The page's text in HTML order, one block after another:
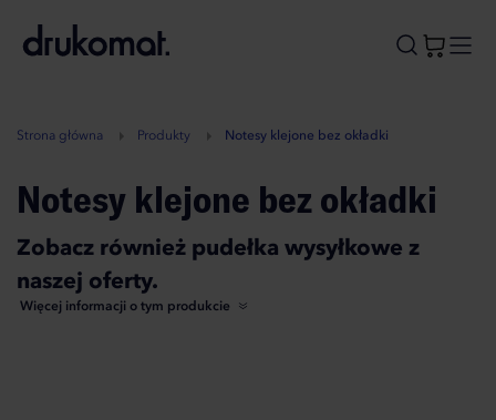
A
Strona główna Produkty Notesy klejone bez okładki
Notesy klejone bez okładki
Zobacz również pudełka wysyłkowe z
naszej oferty.
Więcej informacji o tym produkcie